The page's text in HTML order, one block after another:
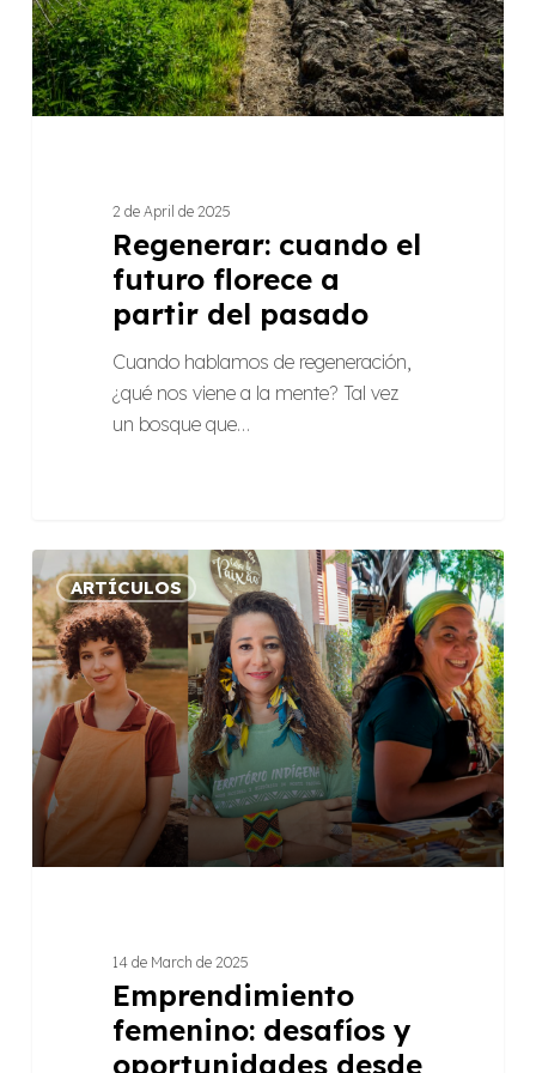
del
pasado
2 de April de 2025
Regenerar: cuando el
futuro florece a
partir del pasado
Cuando hablamos de regeneración,
¿qué nos viene a la mente? Tal vez
un bosque que…
Emprendimiento
femenino:
desafíos
y
oportunidades
desde
la
perspectiva
de
lo
ARTÍCULOS
14 de March de 2025
Emprendimiento
femenino: desafíos y
oportunidades desde